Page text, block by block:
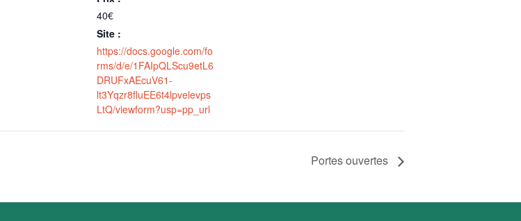
40€
Site :
https://docs.google.com/fo
rms/d/e/1FAIpQLScu9etL6
DRUFxAEcuV61-
lt3Yqzr8fluEE6t4lpvelevps
LtQ/viewform?usp=pp_url
Portes ouvertes